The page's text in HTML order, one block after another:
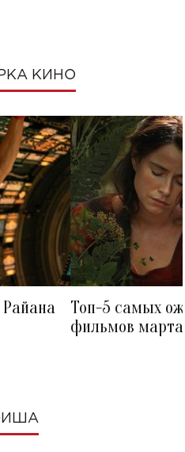
КИНО
Топ-5 самых
фильмов